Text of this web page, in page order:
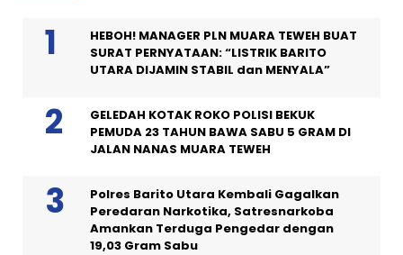
HEBOH! MANAGER PLN MUARA TEWEH BUAT
SURAT PERNYATAAN: “LISTRIK BARITO
UTARA DIJAMIN STABIL dan MENYALA”
GELEDAH KOTAK ROKO POLISI BEKUK
PEMUDA 23 TAHUN BAWA SABU 5 GRAM DI
JALAN NANAS MUARA TEWEH
Polres Barito Utara Kembali Gagalkan
Peredaran Narkotika, Satresnarkoba
Amankan Terduga Pengedar dengan
19,03 Gram Sabu